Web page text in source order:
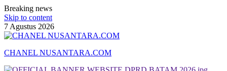
Breaking news
Skip to content
7 Agustus 2026
CHANEL NUSANTARA.COM